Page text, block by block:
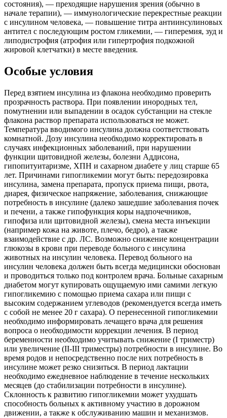
состояния), — преходящие нарушения зрения (обычно в
начале терапии), — иммунологические перекрестные реакции
с инсулином человека, — повышение титра антиинсулиновых
антител с последующим ростом гликемии, — гиперемия, зуд и
липодистрофия (атрофия или гипертрофия подкожной
жировой клетчатки) в месте введения.
Особые условия
Перед взятием инсулина из флакона необходимо проверить
прозрачность раствора. При появлении инородных тел,
помутнении или выпадении в осадок субстанции на стекле
флакона раствор препарата использоваться не может.
Температура вводимого инсулина должна соответствовать
комнатной. Дозу инсулина необходимо корректировать в
случаях инфекционных заболеваний, при нарушении
функции щитовидной железы, болезни Аддисона,
гипопитуитаризме, ХПН и сахарном диабете у лиц старше 65
лет. Причинами гипогликемии могут быть: передозировка
инсулина, замена препарата, пропуск приема пищи, рвота,
диарея, физическое напряжение, заболевания, снижающие
потребность в инсулине (далеко зашедшие заболевания почек
и печени, а также гипофункция коры надпочечников,
гипофиза или щитовидной железы), смена места инъекции
(например кожа на животе, плечо, бедро), а также
взаимодействие с др. ЛС. Возможно снижение концентрации
глюкозы в крови при переводе больного с инсулина
животных на инсулин человека. Перевод больного на
инсулин человека должен быть всегда медицински обоснован
и проводиться только под контролем врача. Больные сахарным
диабетом могут купировать ощущаемую ими самими легкую
гипогликемию с помощью приема сахара или пищи с
высоким содержанием углеводов (рекомендуется всегда иметь
с собой не менее 20 г сахара). О перенесенной гипогликемии
необходимо информировать лечащего врача для решения
вопроса о необходимости коррекции лечения. В период
беременности необходимо учитывать снижение (I триместр)
или увеличение (II-III триместры) потребности в инсулине. Во
время родов и непосредственно после них потребность в
инсулине может резко снизиться. В период лактации
необходимо ежедневное наблюдение в течение нескольких
месяцев (до стабилизации потребности в инсулине).
Склонность к развитию гипогликемии может ухудшать
способность больных к активному участию в дорожном
движении, а также к обслуживанию машин и механизмов.